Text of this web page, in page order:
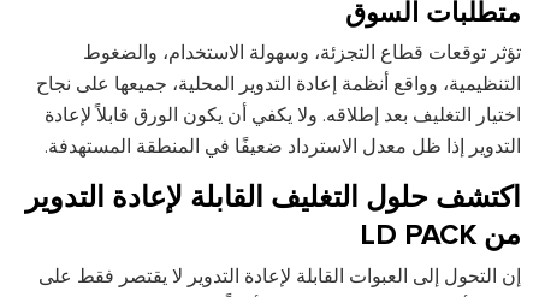
متطلبات السوق
تؤثر توقعات قطاع التجزئة، وسهولة الاستخدام، والضغوط
التنظيمية، وواقع أنظمة إعادة التدوير المحلية، جميعها على نجاح
اختيار التغليف بعد إطلاقه. ولا يكفي أن يكون الورق قابلاً لإعادة
التدوير إذا ظل معدل الاسترداد ضعيفًا في المنطقة المستهدفة.
اكتشف حلول التغليف القابلة لإعادة التدوير
من LD PACK
إن التحول إلى العبوات القابلة لإعادة التدوير لا يقتصر فقط على